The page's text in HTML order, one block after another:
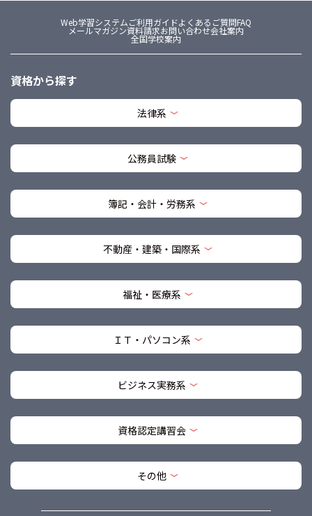
Web学習システムご利用ガイドよくあるご質問FAQ
メールマガジン資料請求お問い合わせ会社案内
全国学校案内
資格から探す
法律系
公務員試験
簿記・会計・労務系
不動産・建築・国際系
福祉・医療系
ＩＴ・パソコン系
ビジネス実務系
資格認定講習会
その他